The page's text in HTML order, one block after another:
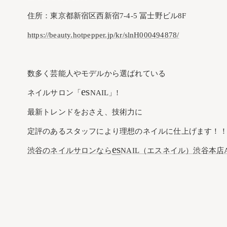
住所：東京都新宿区西新宿7-4-5 冨士野ビル8F
https://beauty.hotpepper.jp/kr/slnH000494878/
数多く芸能人やモデルから選ばれている
ネイルサロン「esNAIL」!
最新トレンドをおさえ、技術力に
定評のあるスタッフにより理想のネイルに仕上げます！！
渋谷のネイルサロンならesNAIL（エスネイル）渋谷本店